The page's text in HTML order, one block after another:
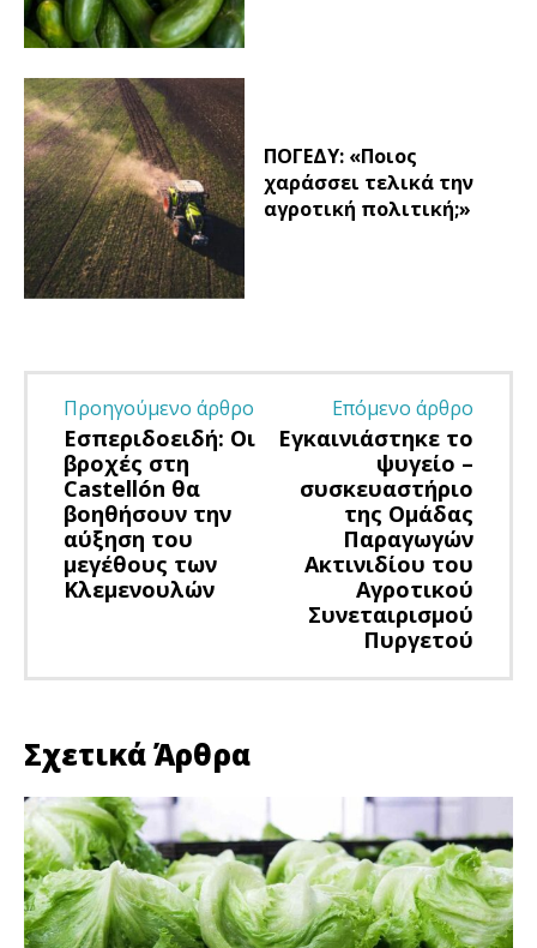
ΠΟΓΕΔΥ: «Ποιος
χαράσσει τελικά την
αγροτική πολιτική;»
Προηγούμενο άρθρο
Εσπεριδοειδή: Οι
βροχές στη
Castellón θα
βοηθήσουν την
αύξηση του
μεγέθους των
Κλεμενουλών
Επόμενο άρθρο
Εγκαινιάστηκε το
ψυγείο –
συσκευαστήριο
της Ομάδας
Παραγωγών
Ακτινιδίου του
Αγροτικού
Συνεταιρισμού
Πυργετού
Σχετικά Άρθρα